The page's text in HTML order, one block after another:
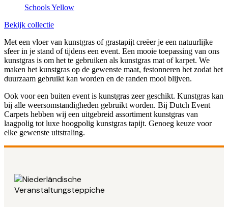
Schools Yellow
Bekijk collectie
Met een vloer van kunstgras of grastapijt creëer je een natuurlijke
sfeer in je stand of tijdens een event. Een mooie toepassing van ons
kunstgras is om het te gebruiken als kunstgras mat of karpet. We
maken het kunstgras op de gewenste maat, festonneren het zodat het
duurzaam gebruikt kan worden en de randen mooi blijven.
Ook voor een buiten event is kunstgras zeer geschikt. Kunstgras kan
bij alle weersomstandigheden gebruikt worden. Bij Dutch Event
Carpets hebben wij een uitgebreid assortiment kunstgras van
laagpolig tot luxe hoogpolig kunstgras tapijt. Genoeg keuze voor
elke gewenste uitstraling.